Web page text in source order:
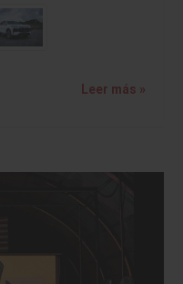
Leer más »